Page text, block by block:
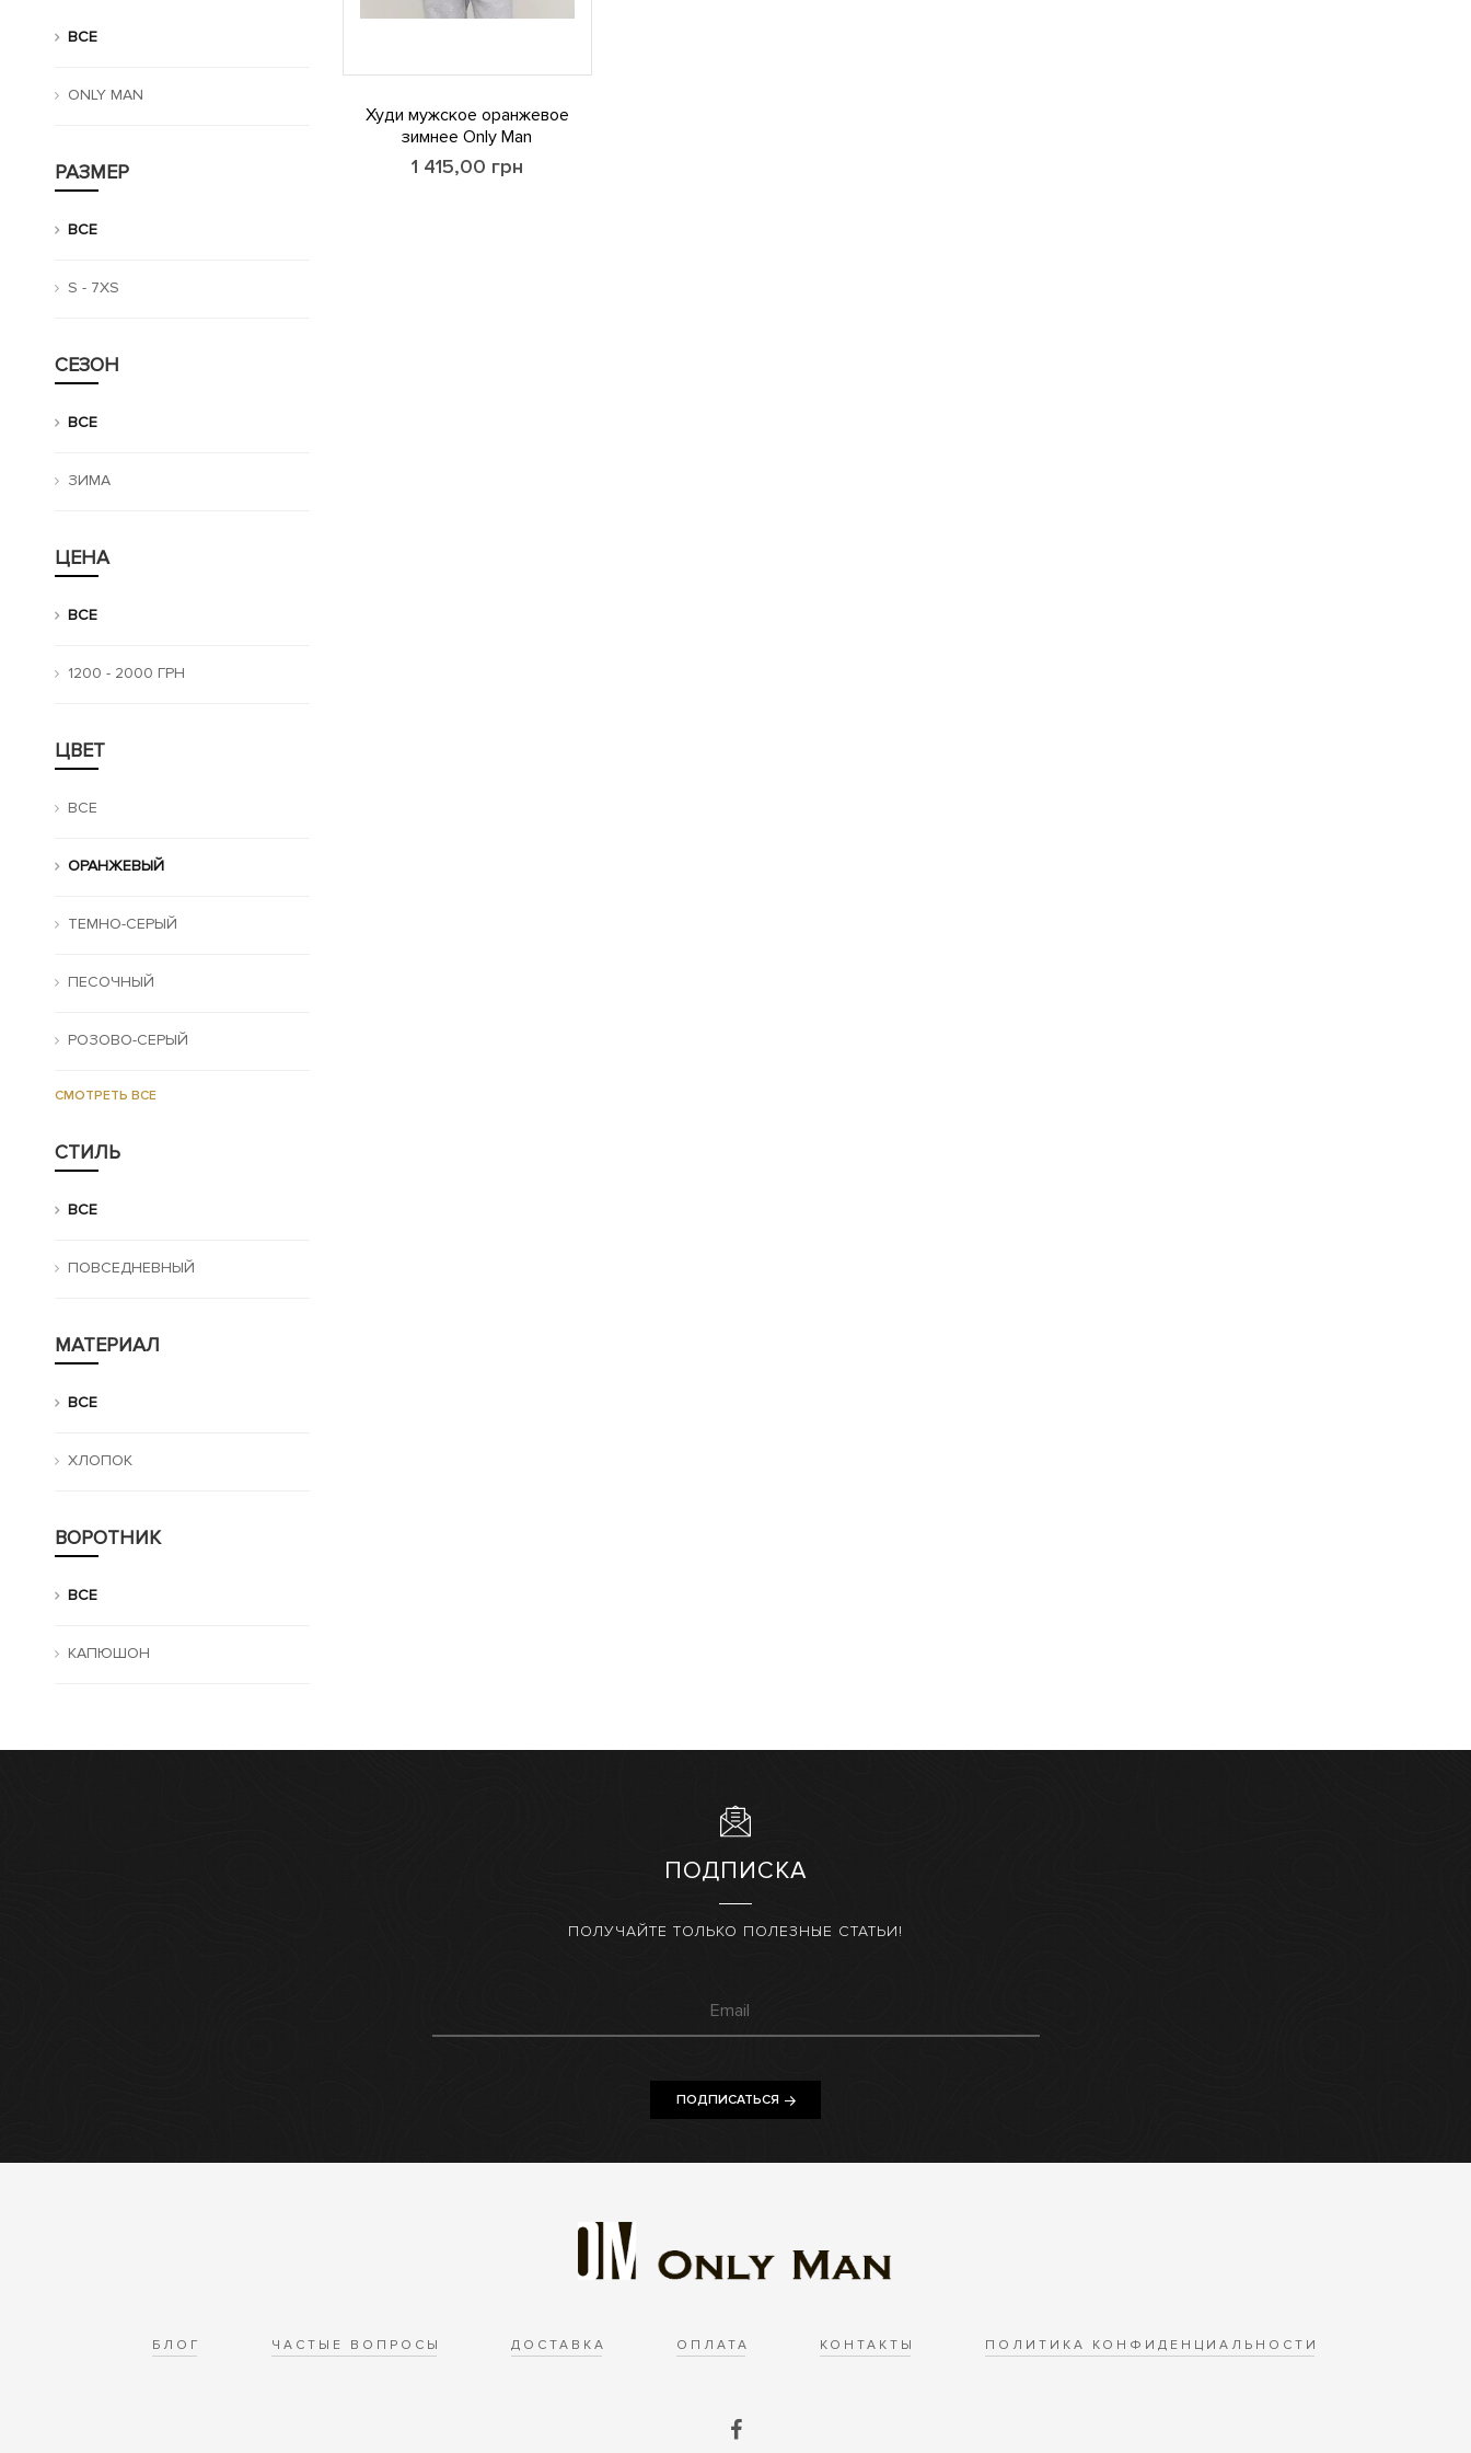
ВСЕ
ONLY MAN
РАЗМЕР
ВСЕ
S - 7XS
СЕЗОН
ВСЕ
ЗИМА
ЦЕНА
ВСЕ
1200 - 2000 ГРН
ЦВЕТ
ВСЕ
ОРАНЖЕВЫЙ
ТЕМНО-СЕРЫЙ
ПЕСОЧНЫЙ
РОЗОВО-СЕРЫЙ
СМОТРЕТЬ ВСЕ
СТИЛЬ
ВСЕ
ПОВСЕДНЕВНЫЙ
МАТЕРИАЛ
ВСЕ
ХЛОПОК
ВОРОТНИК
ВСЕ
КАПЮШОН
Худи мужское оранжевое
зимнее Only Man
1 415,00 грн
ПОДПИСКА
ПОЛУЧАЙТЕ ТОЛЬКО ПОЛЕЗНЫЕ СТАТЬИ!
ПОДПИСАТЬСЯ
БЛОГ ЧАСТЫЕ ВОПРОСЫ ДОСТАВКА ОПЛАТА КОНТАКТЫ ПОЛИТИКА КОНФИДЕНЦИАЛЬНОСТИ